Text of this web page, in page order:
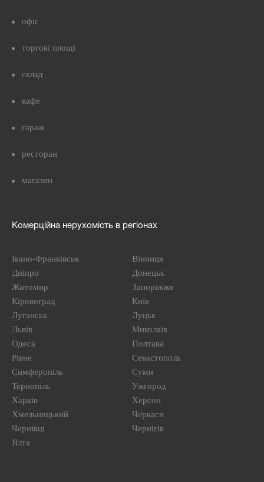
офіс
торгові площі
склад
кафе
гараж
ресторан
магазин
Комерційна нерухомість в регіонах
Івано-Франківськ
Вінниця
Дніпро
Донецьк
Житомир
Запоріжжя
Кіровоград
Київ
Луганськ
Луцьк
Львів
Миколаїв
Одеса
Полтава
Рівне
Севастополь
Симферопіль
Суми
Тернопіль
Ужгород
Харків
Херсон
Хмельницький
Черкаси
Чернівці
Чернігів
Ялта